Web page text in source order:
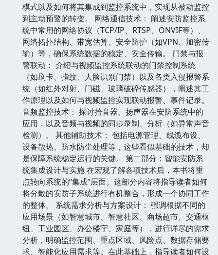
模式以及如何将其集成到监控系统中，实现从被动监控
到主动预警的转变。 网络通信技术： 阐述安防监控系
统中常用的网络协议（TCP/IP、RTSP、ONVIF等）、
网络拓扑结构、带宽估算、安全防护（如VPN、加密传
输）等，确保系统数据的稳定、安全传输。 门禁与报
警联动： 介绍与视频监控系统联动的门禁控制系统
（如刷卡、指纹、人脸识别门禁）以及各类入侵报警系
统（如红外对射、门磁、玻璃破碎传感器），阐述其工
作原理以及如何与视频监控实现联动报警、事件记录。
音频监控技术： 探讨拾音器、扬声器在安防系统中的
应用，以及音频与视频的同步录制、分析（如异常声音
检测）。 其他辅助技术： 包括电源管理、线缆布设、
设备散热、防水防尘处理等，这些看似基础的技术，却
是保障系统稳定运行的关键。 第二部分：智能安防系
统集成设计与实施 在宏观了解各项技术后，本书将重
点转向系统的“集成”层面。这部分内容将指导读者如何
将分散的安防子系统进行有机整合，形成一个协同工作
的整体。 系统需求分析与方案设计： 强调根据不同的
应用场景（如智慧城市、智慧社区、商场超市、交通枢
纽、工业园区、办公楼宇、家庭等），进行详尽的需求
分析，明确监控范围、重点区域、风险点、数据存储要
求、智能化应用需求等。在此基础上，指导读者如何设